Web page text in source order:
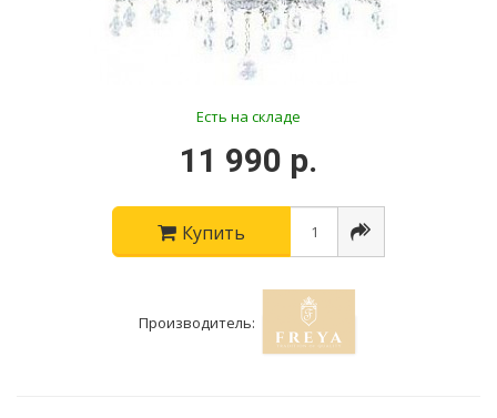
Есть на складе
11 990 р.
Купить
Производитель: